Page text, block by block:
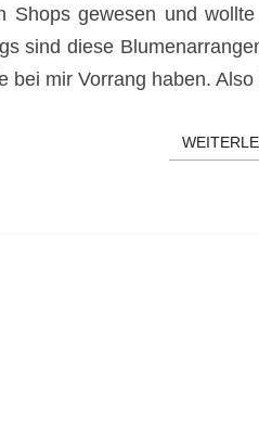
Shops gewesen und
sind diese
bei mir Vorrang haben.